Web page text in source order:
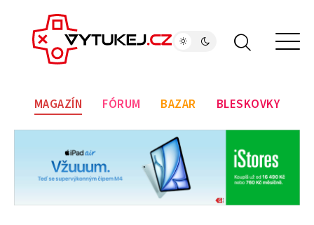
MAGAZÍN FÓRUM BAZAR BLESKOVKY